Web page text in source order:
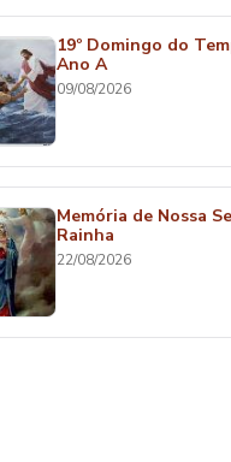
19º Domingo do
Ano A
09/08/2026
Memória de Nossa
Rainha
22/08/2026